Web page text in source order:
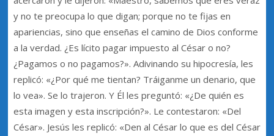
y no te preocupa lo que digan; porque no te fijas en
apariencias, sino que enseñas el camino de Dios conforme
a la verdad. ¿Es lícito pagar impuesto al César o no?
¿Pagamos o no pagamos?». Adivinando su hipocresía, les
replicó: «¿Por qué me tientan? Tráiganme un denario, que
lo vea». Se lo trajeron. Y Él les preguntó: «¿De quién es
esta imagen y esta inscripción?». Le contestaron: «Del
César». Jesús les replicó: «Den al César lo que es del César